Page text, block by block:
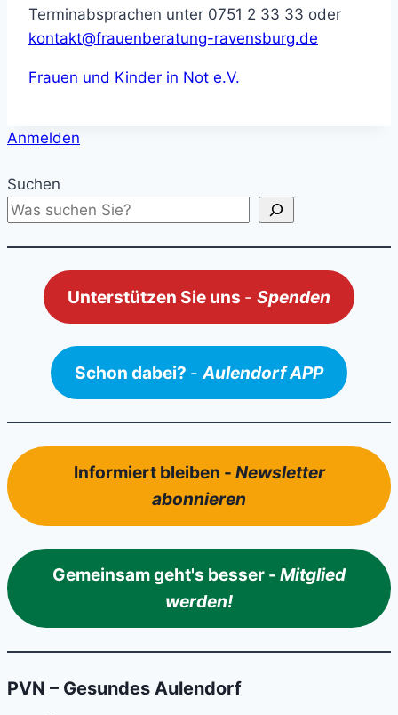
Terminabsprachen unter 0751 2 33 33 oder
kontakt@frauenberatung-ravensburg.de
Frauen und Kinder in Not e.V.
Anmelden
Suchen
Unterstützen Sie uns - Spenden
Schon dabei? -Aulendorf APP
Informiert bleiben - Newsletter
abonnieren
Gemeinsam geht's besser - Mitglied
werden!
PVN – Gesundes Aulendorf